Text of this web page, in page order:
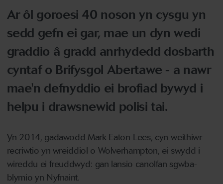
Ar ôl goroesi 40 noson yn cysgu yn
sedd gefn ei gar, mae un dyn wedi
graddio â gradd anrhydedd dosbarth
cyntaf o Brifysgol Abertawe - a nawr
mae'n defnyddio ei brofiad bywyd i
helpu i drawsnewid polisi tai.
Yn 2014, gadawodd Mark Eaton-Lees, cyn-weithiwr
recriwtio yn wreiddiol o Wolverhampton, ei swydd i
wireddu ei freuddwyd: gan lansio canolfan sgwba-
blymio yn Nyfnaint.